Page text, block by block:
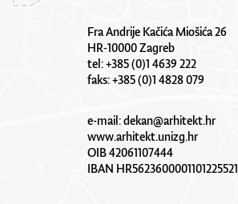
Fra Andrije Kačića Miošića 26
HR-10000 Zagreb
tel: +385 (0)1 4639 222
faks: +385 (0)1 4828 079
e-mail:dekan@arhitekt.hr
www.arhitekt.unizg.hr
OIB 42061107444
IBAN HR5623600001101225521